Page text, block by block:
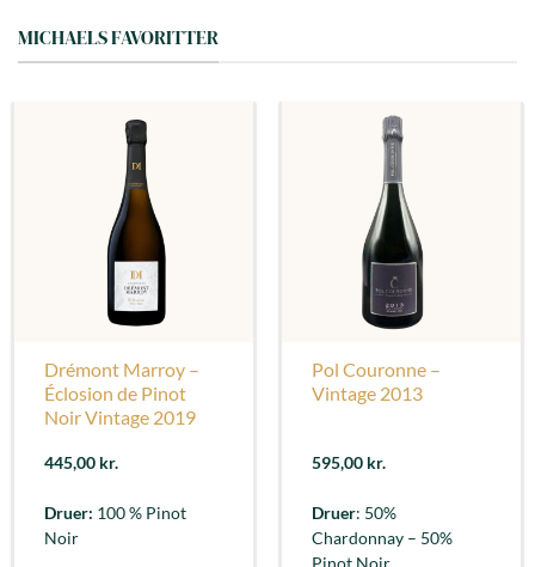
MICHAELS FAVORITTER
Drémont Marroy –
Éclosion de Pinot
Noir Vintage 2019
445,00 kr.
Druer: 100 % Pinot
Noir
Pol Couronne –
Vintage 2013
595,00 kr.
Druer: 50%
Chardonnay – 50%
Pinot Noir